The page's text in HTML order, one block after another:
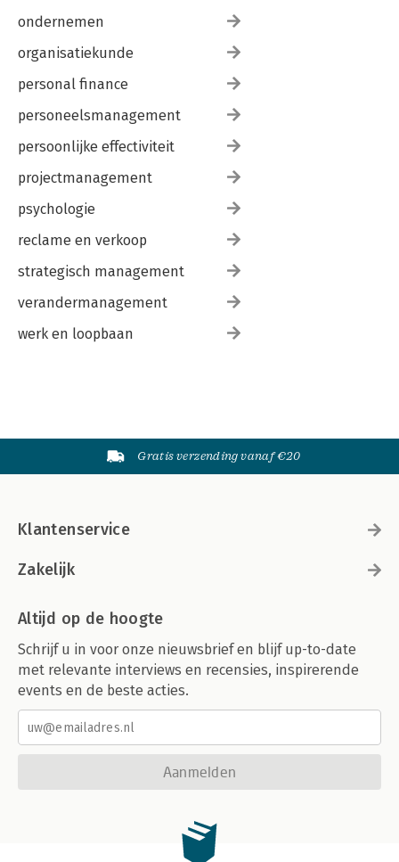
ondernemen
organisatiekunde
personal finance
personeelsmanagement
persoonlijke effectiviteit
projectmanagement
psychologie
reclame en verkoop
strategisch management
verandermanagement
werk en loopbaan
Gratis verzending vanaf €20
Klantenservice
Zakelijk
Altijd op de hoogte
Schrijf u in voor onze nieuwsbrief en blijf up-to-date
met relevante interviews en recensies, inspirerende
events en de beste acties.
Aanmelden